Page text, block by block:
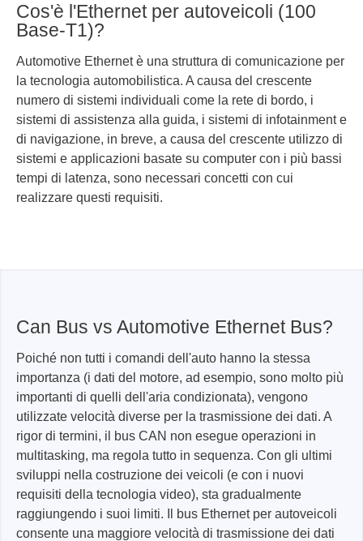
Cos'è l'Ethernet per autoveicoli (100
Base-T1)?
Automotive Ethernet è una struttura di comunicazione per
la tecnologia automobilistica. A causa del crescente
numero di sistemi individuali come la rete di bordo, i
sistemi di assistenza alla guida, i sistemi di infotainment e
di navigazione, in breve, a causa del crescente utilizzo di
sistemi e applicazioni basate su computer con i più bassi
tempi di latenza, sono necessari concetti con cui
realizzare questi requisiti.
Can Bus vs Automotive Ethernet Bus?
Poiché non tutti i comandi dell'auto hanno la stessa
importanza (i dati del motore, ad esempio, sono molto più
importanti di quelli dell'aria condizionata), vengono
utilizzate velocità diverse per la trasmissione dei dati. A
rigor di termini, il bus CAN non esegue operazioni in
multitasking, ma regola tutto in sequenza. Con gli ultimi
sviluppi nella costruzione dei veicoli (e con i nuovi
requisiti della tecnologia video), sta gradualmente
raggiungendo i suoi limiti. Il bus Ethernet per autoveicoli
consente una maggiore velocità di trasmissione dei dati